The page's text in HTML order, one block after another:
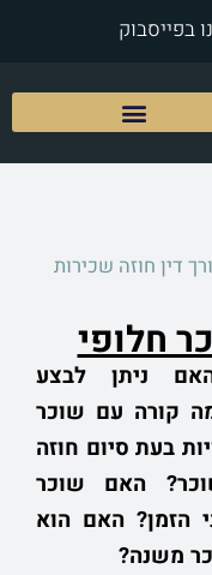
בפייסבוק
דין חוזה שכירות
חלופי
ניתן לבצע
קורה עם שוכר
בעת סיום חוזה
האם שוכר
הזמן? האם הוא
משנה?